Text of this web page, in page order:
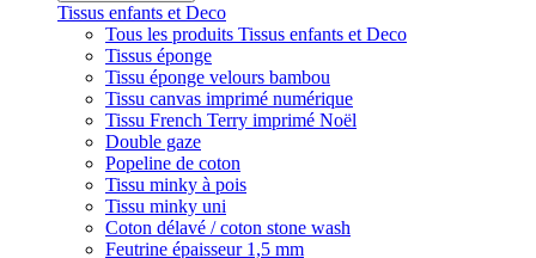
Tissus enfants et Deco
Tous les produits Tissus enfants et Deco
Tissus éponge
Tissu éponge velours bambou
Tissu canvas imprimé numérique
Tissu French Terry imprimé Noël
Double gaze
Popeline de coton
Tissu minky à pois
Tissu minky uni
Coton délavé / coton stone wash
Feutrine épaisseur 1,5 mm